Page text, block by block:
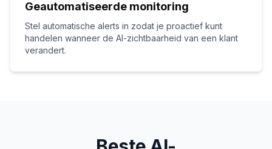
Geautomatiseerde monitoring
Stel automatische alerts in zodat je proactief kunt
handelen wanneer de AI-zichtbaarheid van een klant
verandert.